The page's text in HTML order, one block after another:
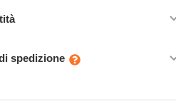
spedizione